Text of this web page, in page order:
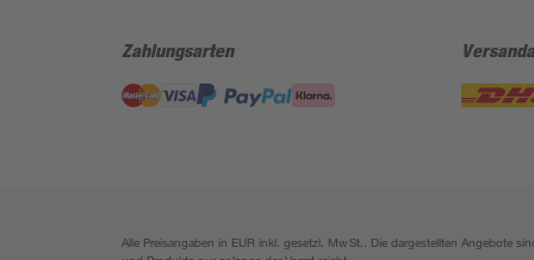
Zahlungsarten
Alle Preisangaben in EUR inkl. gesetzl. MwSt.. Die dargestellten Angebote